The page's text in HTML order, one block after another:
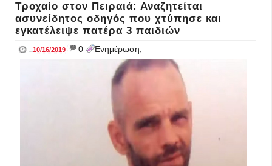
Τροχαίο στον Πειραιά: Αναζητείται
ασυνείδητος οδηγός που χτύπησε και
εγκατέλειψε πατέρα 3 παιδιών
..10/16/2019 _ 0 Ενημέρωση,